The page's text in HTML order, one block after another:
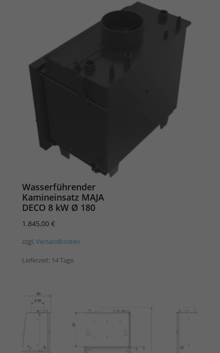
Wasserführender
Kamineinsatz MAJA
DECO 8 kW Ø 180
1.845,00 €
zzgl. Versandkosten
Lieferzeit: 14 Tage